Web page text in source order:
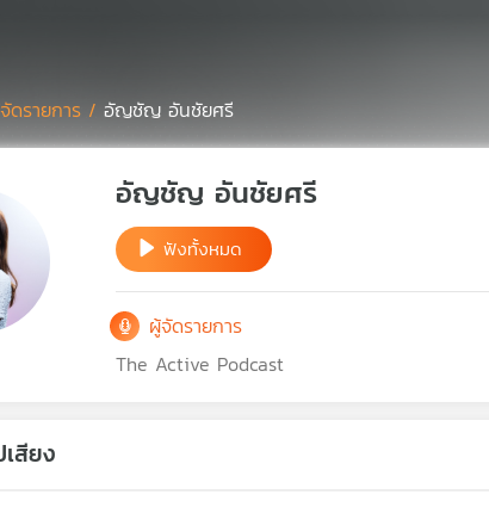
ดรายการ / อัญชัญ อันชัยศรี
อัญชัญ อันชัยศรี
ฟังทั้งหมด
ผู้จัดรายการ
The Active Podcast
สียง